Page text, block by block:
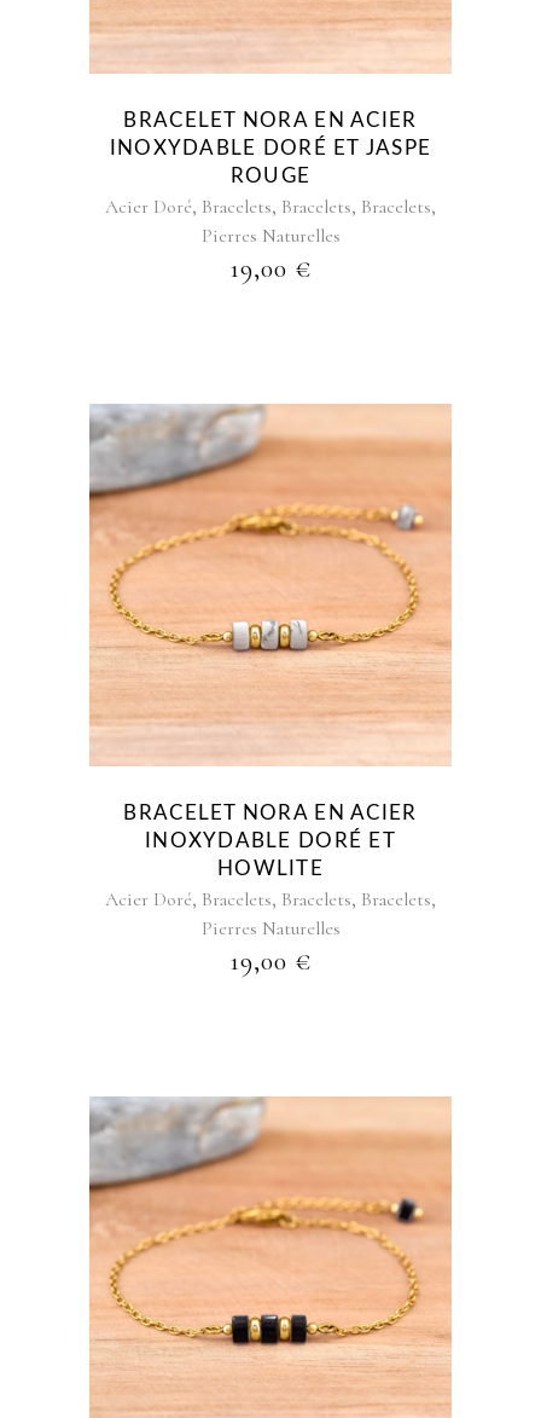
BRACELET NORA EN ACIER
INOXYDABLE DORÉ ET JASPE
ROUGE
Acier Doré, Bracelets, Bracelets, Bracelets,
Pierres Naturelles
19,00 €
BRACELET NORA EN ACIER
INOXYDABLE DORÉ ET
HOWLITE
Acier Doré, Bracelets, Bracelets, Bracelets,
Pierres Naturelles
19,00 €